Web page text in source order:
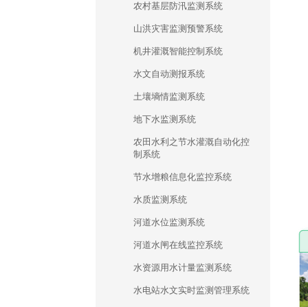
农村基层防汛监测系统
山洪灾害监测预警系统
机井灌溉智能控制系统
水文自动测报系统
土壤墒情监测系统
地下水监测系统
农田水利之节水灌溉自动化控
制系统
节水增粮信息化监控系统
水质监测系统
河道水位监测系统
河道水闸在线监控系统
水资源用水计量监测系统
水电站水文实时监测管理系统